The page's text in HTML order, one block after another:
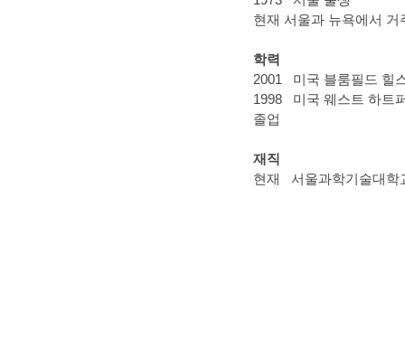
현재 서울과 뉴욕에서 거
학력
2001 미국 블룸필드 힐
1998 미국 웨스트 하트
졸업
재직
현재 서울과학기술대학